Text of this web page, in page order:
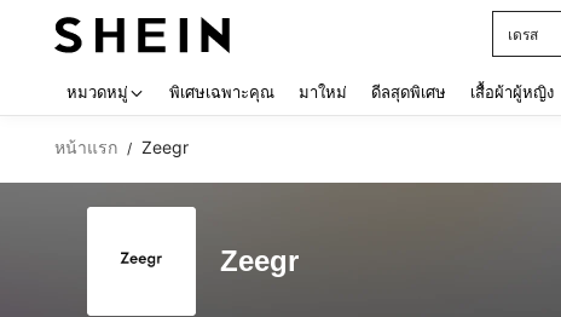
เดรส
หมวดหมู่ พิเศษเฉพาะคุณ มาใหม่ ดีลสุดพิเศษ เสื้อผ้าผู้หญิง
หน้าแรก / Zeegr
Zeegr